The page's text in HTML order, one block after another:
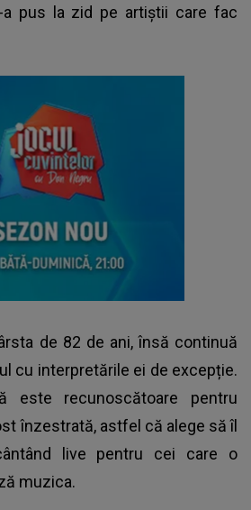
a pus la zid pe artiștii care fac
de 82 de ani, însă continuă
cu interpretările ei de excepție.
este recunoscătoare pentru
înzestrată, astfel că alege să îl
live pentru cei care o
muzica.